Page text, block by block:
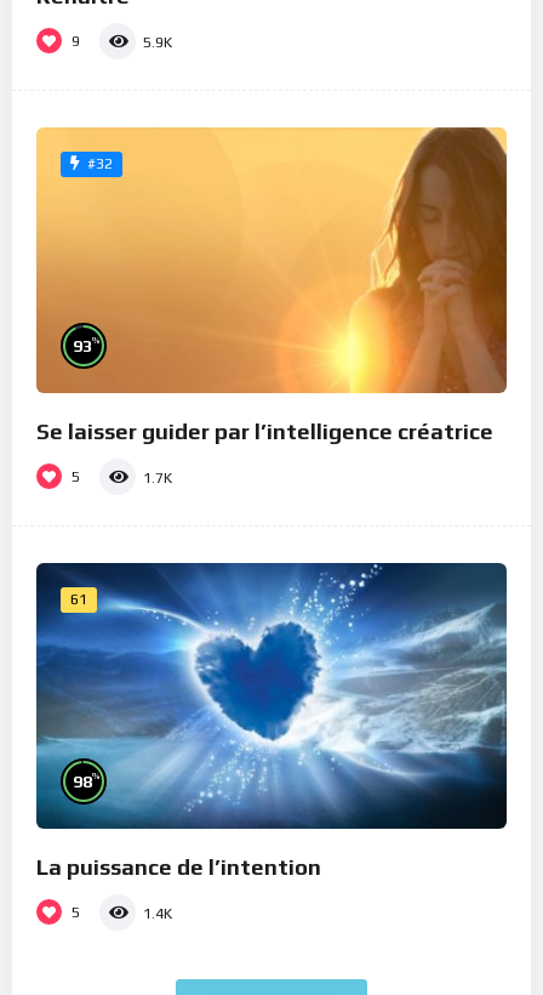
9 5.9K
#32
93%
Se laisser guider par l’intelligence créatrice
5 1.7K
61
98%
La puissance de l’intention
5 1.4K